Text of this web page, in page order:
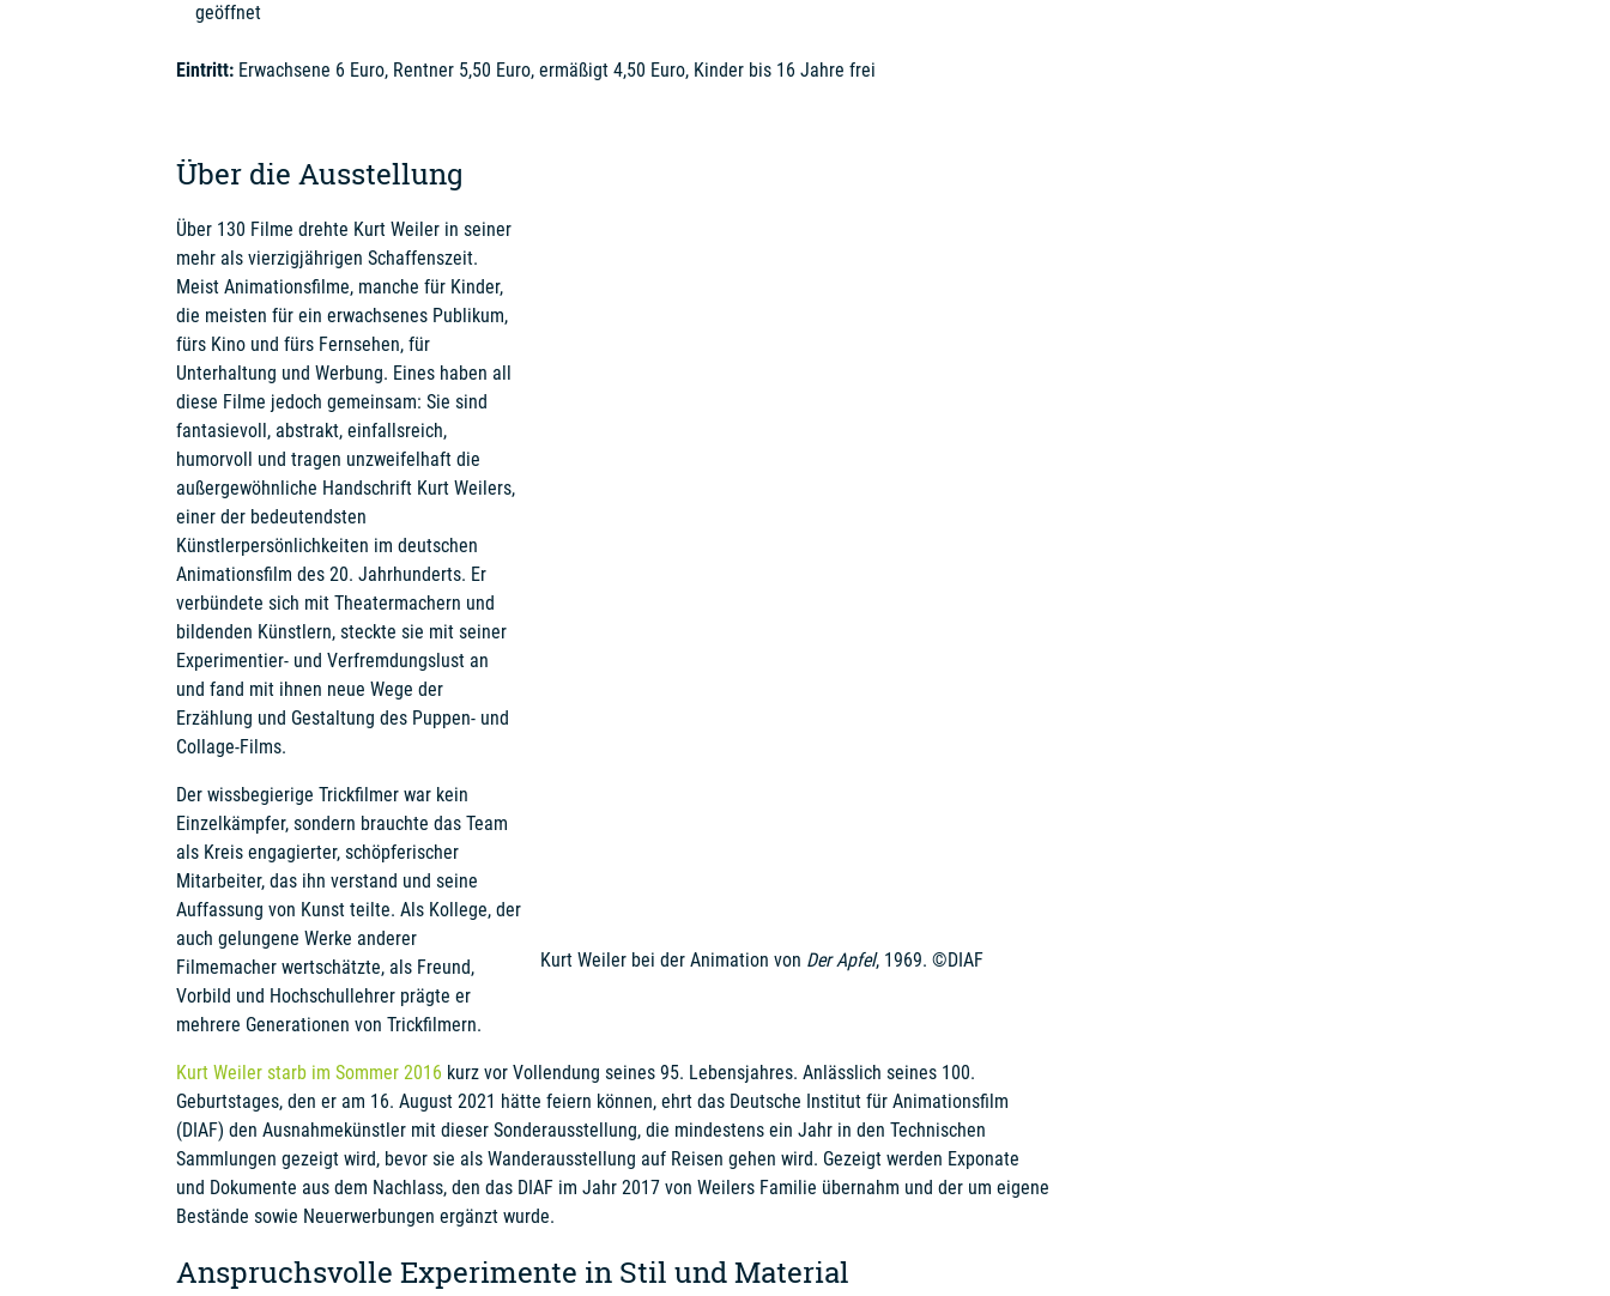
geöffnet
Eintritt:Erwachsene 6 Euro, Rentner 5,50 Euro, ermäßigt 4,50 Euro, Kinder bis 16 Jahre frei
Über die Ausstellung
Kurt Weiler bei der Animation von Der Apfel, 1969. ©DIAF
Über 130 Filme drehte Kurt Weiler in seiner
mehr als vierzigjährigen Schaffenszeit.
Meist Animationsfilme, manche für Kinder,
die meisten für ein erwachsenes Publikum,
fürs Kino und fürs Fernsehen, für
Unterhaltung und Werbung. Eines haben all
diese Filme jedoch gemeinsam: Sie sind
fantasievoll, abstrakt, einfallsreich,
humorvoll und tragen unzweifelhaft die
außergewöhnliche Handschrift Kurt Weilers,
einer der bedeutendsten
Künstlerpersönlichkeiten im deutschen
Animationsfilm des 20. Jahrhunderts. Er
verbündete sich mit Theatermachern und
bildenden Künstlern, steckte sie mit seiner
Experimentier- und Verfremdungslust an
und fand mit ihnen neue Wege der
Erzählung und Gestaltung des Puppen- und
Collage-Films.
Der wissbegierige Trickfilmer war kein
Einzelkämpfer, sondern brauchte das Team
als Kreis engagierter, schöpferischer
Mitarbeiter, das ihn verstand und seine
Auffassung von Kunst teilte. Als Kollege, der
auch gelungene Werke anderer
Filmemacher wertschätzte, als Freund,
Vorbild und Hochschullehrer prägte er
mehrere Generationen von Trickfilmern.
Kurt Weiler starb im Sommer 2016 kurz vor Vollendung seines 95. Lebensjahres. Anlässlich seines 100.
Geburtstages, den er am 16. August 2021 hätte feiern können, ehrt das Deutsche Institut für Animationsfilm
(DIAF) den Ausnahmekünstler mit dieser Sonderausstellung, die mindestens ein Jahr in den Technischen
Sammlungen gezeigt wird, bevor sie als Wanderausstellung auf Reisen gehen wird. Gezeigt werden Exponate
und Dokumente aus dem Nachlass, den das DIAF im Jahr 2017 von Weilers Familie übernahm und der um eigene
Bestände sowie Neuerwerbungen ergänzt wurde.
Anspruchsvolle Experimente in Stil und Material